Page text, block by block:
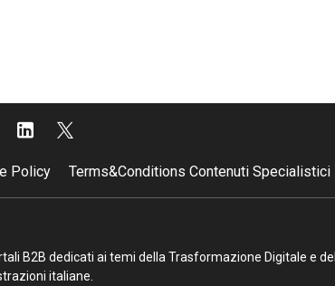
Policy Terms&Conditions Contenuti Specialistici
B2B dedicati ai temi della Trasformazione Digitale e
italiane.